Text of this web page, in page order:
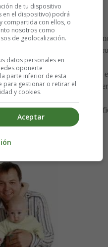
a dos o tres hijos).
cotidiana de una familia
familia y la ayuda mutua suele
familiares, nada puede
invertir en un segundo
de tu dispositivo
en el dispositivo) podrá
compartida con ellos, o
nosotros como
de geolocalización.
datos personales en
oponerte
parte inferior de esta
para gestionar o retirar el
y cookies.
Aceptar